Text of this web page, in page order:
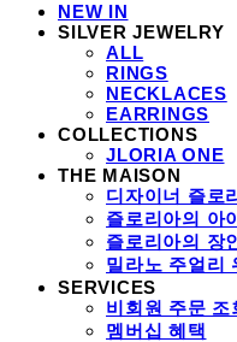
NEW IN
SILVER JEWELRY
ALL
RINGS
NECKLACES
EARRINGS
COLLECTIONS
JLORIA ONE
THE MAISON
디자이너 즐로
즐로리아의 아
즐로리아의 장
밀라노 주얼리
SERVICES
비회원 주문 조
멤버십 혜택